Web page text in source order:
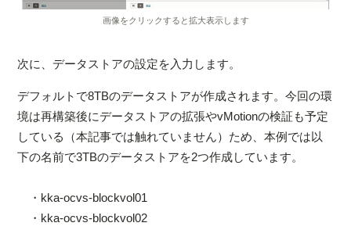
画像をクリックすると拡大表示します
次に、データストアの設定を入力します。
デフォルトで8TBのデータストアが作成されます。今回の環
境は再構築後にデータストアの拡張やvMotionの検証も予定
している（本記事では触れていません）ため、本例では以
下の名前で3TBのデータストアを2つ作成しています。
・kka-ocvs-blockvol01
・kka-ocvs-blockvol02